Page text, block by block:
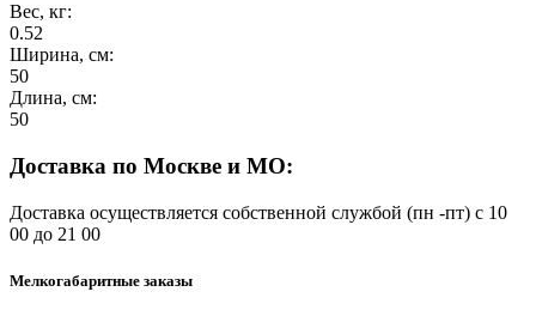
Вес, кг:
0.52
Ширина, см:
50
Длина, см:
50
Доставка по Москве и МО:
Доставка осуществляется собственной службой (пн -пт) с 10
00 до 21 00
Мелкогабаритные заказы